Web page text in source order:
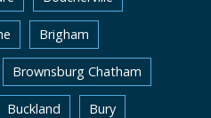
Brigham
Brownsburg Chatham
Buckland Bury